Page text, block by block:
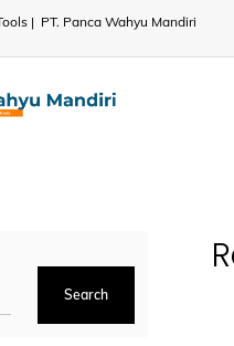
| PT. Panca Wahyu Mandiri
Search